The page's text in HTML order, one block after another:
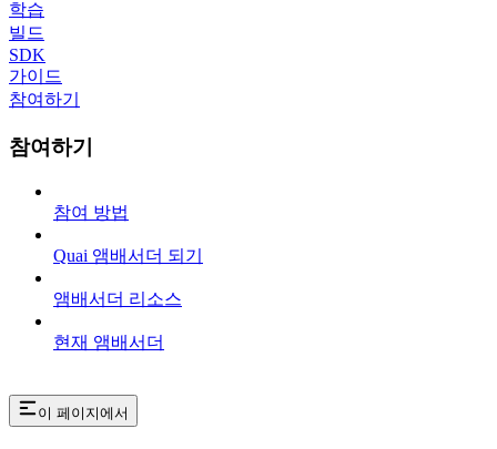
학습
빌드
SDK
가이드
참여하기
참여하기
참여 방법
Quai 앰배서더 되기
앰배서더 리소스
현재 앰배서더
이 페이지에서